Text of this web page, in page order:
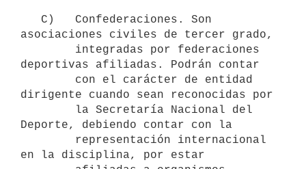
asociaciones civiles de tercer grado,
deportivas afiliadas. Podrán contar
dirigente cuando sean reconocidas por
Deporte, debiendo contar con la
en la disciplina, por estar